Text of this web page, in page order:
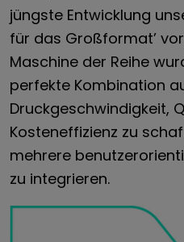
jüngste Entwicklung
für das Großformat’
Maschine der Reihe
perfekte Kombination
Druckgeschwindigkeit,
Kosteneffizienz zu
mehrere
zu integrieren.